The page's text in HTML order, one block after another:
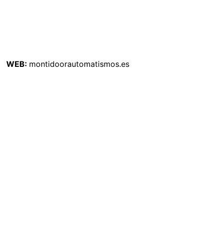
WEB: montidoorautomatismos.es